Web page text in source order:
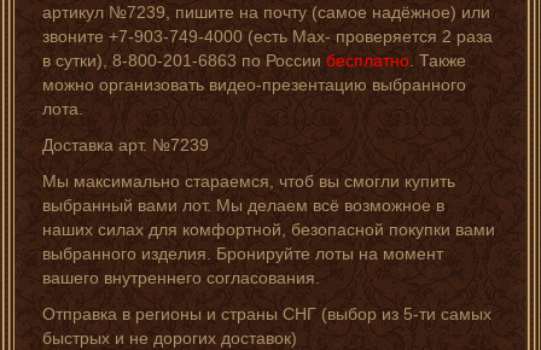
артикул №7239, пишите на почту (самое надёжное) или
звоните +7-903-749-4000 (есть Мах- проверяется 2 раза
в сутки), 8-800-201-6863 по Россиибесплатно . Также
можно организовать видео-презентацию выбранного
лота.
Доставка арт. №7239
Мы максимально стараемся, чтоб вы смогли купить
выбранный вами лот. Мы делаем всё возможное в
наших силах для комфортной, безопасной покупки вами
выбранного изделия. Бронируйте лоты на момент
вашего внутреннего согласования.
Отправка в регионы и страны СНГ (выбор из 5-ти самых
быстрых и не дорогих доставок)